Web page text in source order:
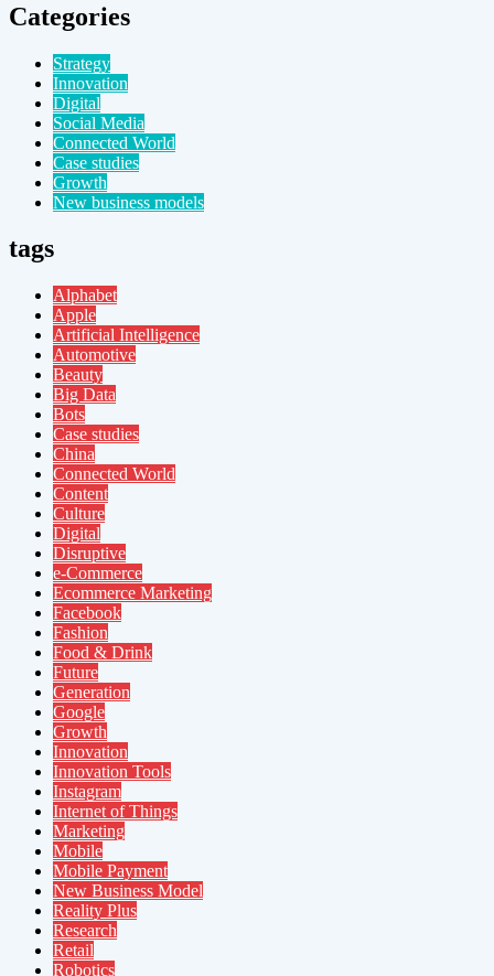
Categories
Strategy
Innovation
Digital
Social Media
Connected World
Case studies
Growth
New business models
tags
Alphabet
Apple
Artificial Intelligence
Automotive
Beauty
Big Data
Bots
Case studies
China
Connected World
Content
Culture
Digital
Disruptive
e-Commerce
Ecommerce Marketing
Facebook
Fashion
Food & Drink
Future
Generation
Google
Growth
Innovation
Innovation Tools
Instagram
Internet of Things
Marketing
Mobile
Mobile Payment
New Business Model
Reality Plus
Research
Retail
Robotics